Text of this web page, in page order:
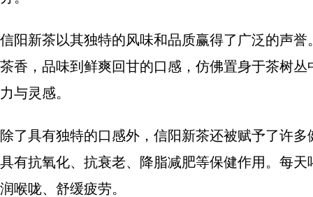
信阳新茶以其独特的风味和品质赢得了广泛的声
茶香，品味到鲜爽回甘的口感，仿佛置身于茶树
力与灵感。
除了具有独特的口感外，信阳新茶还被赋予了许
具有抗氧化、抗衰老、降脂减肥等保健作用。每
润喉咙、舒缓疲劳。